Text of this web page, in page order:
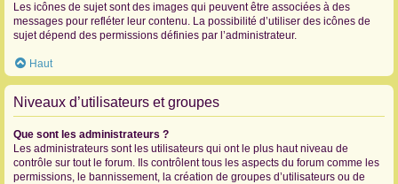
Les icônes de sujet sont des images qui peuvent être associées à des
messages pour refléter leur contenu. La possibilité d’utiliser des icônes de
sujet dépend des permissions définies par l’administrateur.
Haut
Niveaux d’utilisateurs et groupes
Que sont les administrateurs ?
Les administrateurs sont les utilisateurs qui ont le plus haut niveau de
contrôle sur tout le forum. Ils contrôlent tous les aspects du forum comme les
permissions, le bannissement, la création de groupes d’utilisateurs ou de